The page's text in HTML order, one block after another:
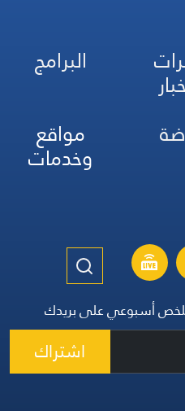
البرامج
مواقع
وخدمات
أسبوعي على بريدك
اشتراك